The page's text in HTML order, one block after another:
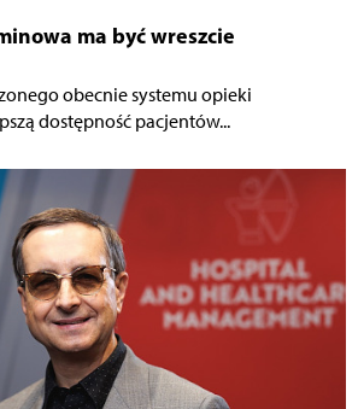
ma być wreszcie
obecnie systemu opieki
dostępność pacjentów...